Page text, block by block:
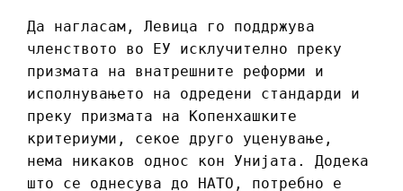
Да нагласам, Левица го поддржува
членството во ЕУ исклучително преку
призмата на внатрешните реформи и
исполнувањето на одредени стандарди и
преку призмата на Копенхашките
критериуми, секое друго уценување,
нема никаков однос кон Унијата. Додека
што се однесува до НАТО, потребно е